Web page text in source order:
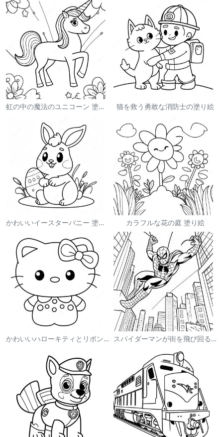
虹の中の魔法のユニコーン 塗り絵 猫を救う勇敢な消防士の塗り絵
かわいいイースターバニー 塗り絵 カラフルな花の庭 塗り絵
かわいいハローキティとリボンの塗り絵 スパイダーマンが街を飛び回る塗り絵